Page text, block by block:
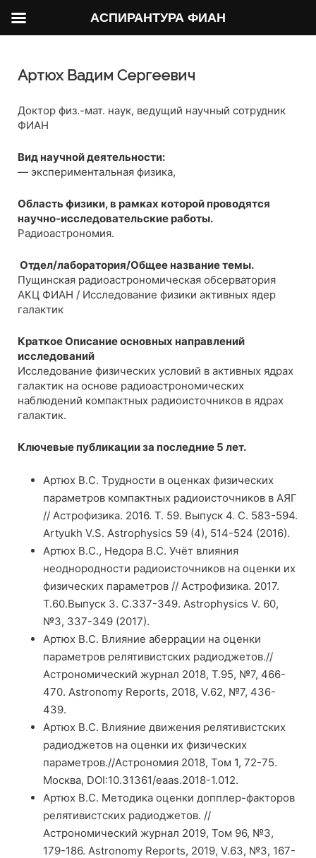
Артюх Вадим Сергеевич
Доктор физ.-мат. наук, ведущий научный сотрудник
ФИАН
Вид научной деятельности:
— экспериментальная физика,
Область физики, в рамках которой проводятся
научно-исследовательские работы.
Радиоастрономия.
Отдел/лаборатория/Общее название темы.
Пущинская радиоастрономическая обсерватория
АКЦ ФИАН / Исследование физики активных ядер
галактик
Краткое Описание основных направлений
исследований
Исследование физических условий в активных ядрах
галактик на основе радиоастрономических
наблюдений компактных радиоисточников в ядрах
галактик.
Ключевые публикации за последние 5 лет.
Артюх В.С. Трудности в оценках физических
параметров компактных радиоисточников в АЯГ
// Астрофизика. 2016. Т. 59. Выпуск 4. С. 583-594.
Artyukh V.S. Astrophysics 59 (4), 514-524 (2016).
Артюх В.С., Недора В.С. Учёт влияния
неоднородности радиоисточников на оценки их
физических параметров // Астрофизика. 2017.
Т.60.Выпуск 3. С.337-349. Astrophysics V. 60,
№3, 337-349 (2017).
Артюх В.С. Влияние аберрации на оценки
параметров релятивистских радиоджетов.//
Астрономический журнал 2018, Т.95, №7, 466-
470. Astronomy Reports, 2018, V.62, №7, 436-
439.
Артюх В.С. Влияние движения релятивистских
радиоджетов на оценки их физических
параметров.//Астрономия 2018, Том 1, 72-75.
Москва, DOI:10.31361/eaas.2018-1.012.
Артюх В.С. Методика оценки допплер-факторов
релятивистских радиоджетов. //
Астрономический журнал 2019, Том 96, №3,
179-186. Astronomy Reports, 2019, V.63, №3, 167-
АСПИРАНТУРА ФИАН